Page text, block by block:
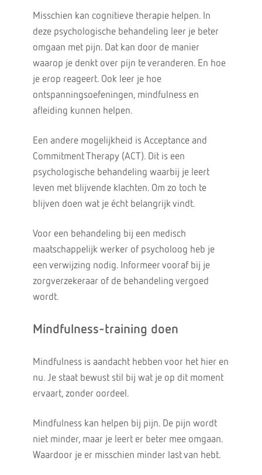
Misschien kan cognitieve therapie helpen. In
deze psychologische behandeling leer je beter
omgaan met pijn. Dat kan door de manier
waarop je denkt over pijn te veranderen. En hoe
je erop reageert. Ook leer je hoe
ontspanningsoefeningen, mindfulness en
afleiding kunnen helpen.
Een andere mogelijkheid is Acceptance and
Commitment Therapy (ACT). Dit is een
psychologische behandeling waarbij je leert
leven met blijvende klachten. Om zo toch te
blijven doen wat je écht belangrijk vindt.
Voor een behandeling bij een medisch
maatschappelijk werker of psycholoog heb je
een verwijzing nodig. Informeer vooraf bij je
zorgverzekeraar of de behandeling vergoed
wordt.
Mindfulness-training doen
Mindfulness is aandacht hebben voor het hier en
nu. Je staat bewust stil bij wat je op dit moment
ervaart, zonder oordeel.
Mindfulness kan helpen bij pijn. De pijn wordt
niet minder, maar je leert er beter mee omgaan.
Waardoor je er misschien minder last van hebt.